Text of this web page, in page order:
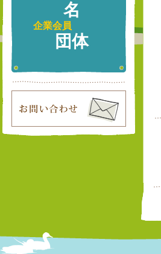
名
企業会員
団体